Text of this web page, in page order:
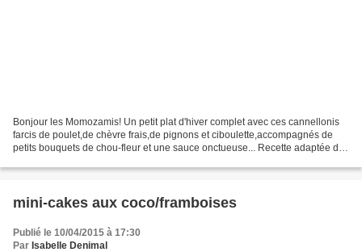
Bonjour les Momozamis! Un petit plat d'hiver complet avec ces cannellonis
farcis de poulet,de chèvre frais,de pignons et ciboulette,accompagnés de
petits bouquets de chou-fleur et une sauce onctueuse... Recette adaptée du
mini-cakes aux coco/framboises
Publié le 10/04/2015 à 17:30
Par Isabelle Denimal